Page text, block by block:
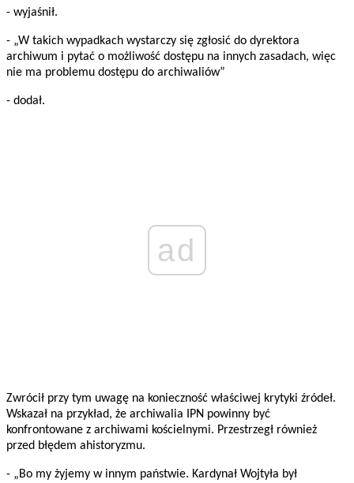
- wyjaśnił.
- „W takich wypadkach wystarczy się zgłosić do dyrektora
archiwum i pytać o możliwość dostępu na innych zasadach, więc
nie ma problemu dostępu do archiwaliów”
- dodał.
ad
Zwrócił przy tym uwagę na konieczność właściwej krytyki źródeł.
Wskazał na przykład, że archiwalia IPN powinny być
konfrontowane z archiwami kościelnymi. Przestrzegł również
przed błędem ahistoryzmu.
- „Bo my żyjemy w innym państwie. Kardynał Wojtyła był